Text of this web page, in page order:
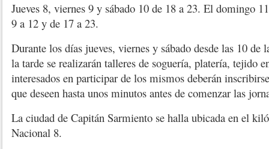
Jueves 8, viernes 9 y sábado 10 de 18 a 23. El domingo
9 a 12 y de 17 a 23.
Durante los días jueves, viernes y sábado desde las 10 de
la tarde se realizarán talleres de soguería, platería, tejido
interesados en participar de los mismos deberán
que deseen hasta unos minutos antes de comenzar las
La ciudad de Capitán Sarmiento se halla ubicada en el
Nacional 8.